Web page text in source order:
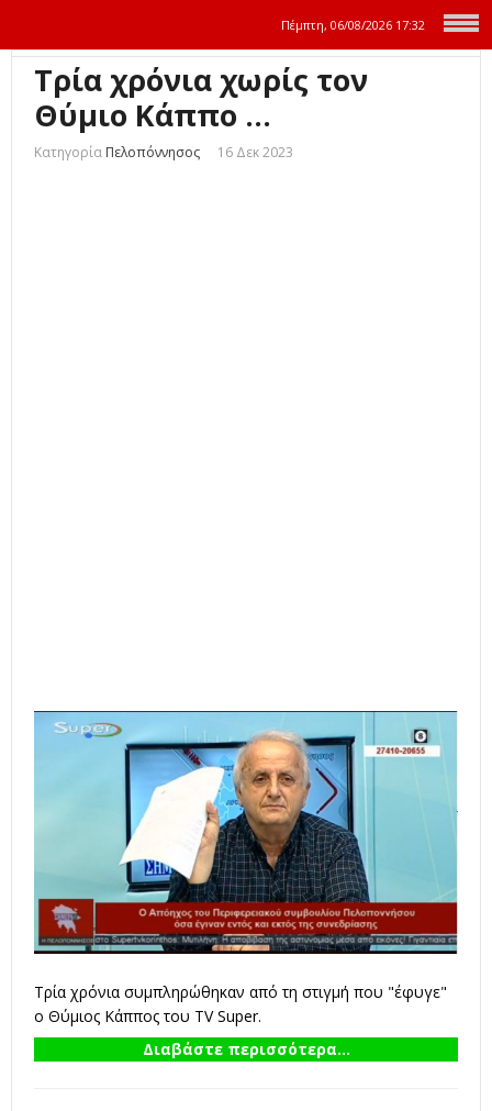
Πέμπτη, 06/08/2026 17:32
Τρία χρόνια χωρίς τον
Θύμιο Κάππο ...
Κατηγορία Πελοπόννησος 16 Δεκ 2023
Τρία χρόνια συμπληρώθηκαν από τη στιγμή που "έφυγε"
ο Θύμιος Κάππος του TV Super.
Διαβάστε περισσότερα...